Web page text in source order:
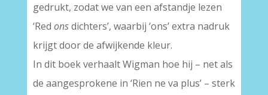
gedrukt, zodat we van een afstandje lezen
‘Red onsdichters’, waarbij ‘ons’ extra nadruk
krijgt door de afwijkende kleur.
In dit boek verhaalt Wigman hoe hij – net als
de aangesprokene in ‘Rien ne va plus’ – sterk